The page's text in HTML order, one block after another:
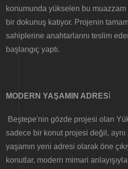
konumunda yükselen bu
bir dokunuş katıyor. Projenin
sahiplerine anahtarlarını teslim
başlangıç yaptı.
MODERN YAŞAMIN ADRES
Beştepe'nin gözde projesi olan
sadece bir konut projesi değil,
yaşamın yeni adresi olarak öne
konutlar, modern mimari